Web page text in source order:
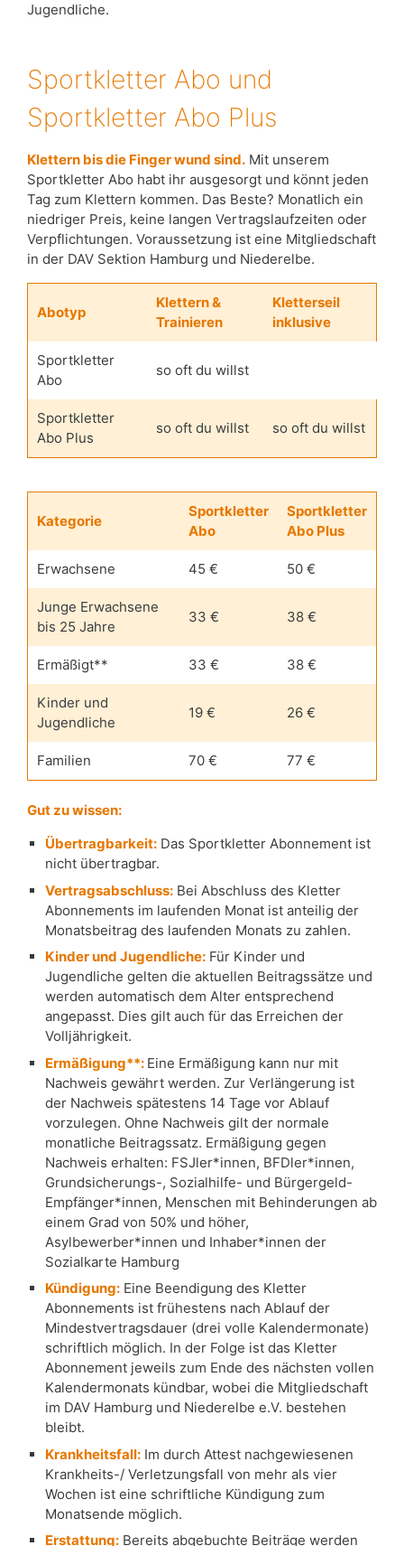
Jugendliche.
Sportkletter Abo und
Sportkletter Abo Plus
Klettern bis die Finger wund sind. Mit unserem
Sportkletter Abo habt ihr ausgesorgt und könnt jeden
Tag zum Klettern kommen. Das Beste? Monatlich ein
niedriger Preis, keine langen Vertragslaufzeiten oder
Verpflichtungen. Voraussetzung ist eine Mitgliedschaft
in der DAV Sektion Hamburg und Niederelbe.
Abotyp
Klettern &
Trainieren
Kletterseil
inklusive
Sportkletter
Abo
so oft du willst
Sportkletter
Abo Plus
so oft du willst so oft du willst
Kategorie
Sportkletter
Abo
Sportkletter
Abo Plus
Erwachsene 45 € 50 €
Junge Erwachsene
bis 25 Jahre
33 € 38 €
Ermäßigt** 33 € 38 €
Kinder und
Jugendliche
19 € 26 €
Familien 70 € 77 €
Gut zu wissen:
Übertragbarkeit: Das Sportkletter Abonnement ist
nicht übertragbar.
Vertragsabschluss: Bei Abschluss des Kletter
Abonnements im laufenden Monat ist anteilig der
Monatsbeitrag des laufenden Monats zu zahlen.
Kinder und Jugendliche: Für Kinder und
Jugendliche gelten die aktuellen Beitragssätze und
werden automatisch dem Alter entsprechend
angepasst. Dies gilt auch für das Erreichen der
Volljährigkeit.
Ermäßigung**: Eine Ermäßigung kann nur mit
Nachweis gewährt werden. Zur Verlängerung ist
der Nachweis spätestens 14 Tage vor Ablauf
vorzulegen. Ohne Nachweis gilt der normale
monatliche Beitragssatz. Ermäßigung gegen
Nachweis erhalten: FSJler*innen, BFDler*innen,
Grundsicherungs-, Sozialhilfe- und Bürgergeld-
Empfänger*innen, Menschen mit Behinderungen ab
einem Grad von 50% und höher,
Asylbewerber*innen und Inhaber*innen der
Sozialkarte Hamburg
Kündigung: Eine Beendigung des Kletter
Abonnements ist frühestens nach Ablauf der
Mindestvertragsdauer (drei volle Kalendermonate)
schriftlich möglich. In der Folge ist das Kletter
Abonnement jeweils zum Ende des nächsten vollen
Kalendermonats kündbar, wobei die Mitgliedschaft
im DAV Hamburg und Niederelbe e.V. bestehen
bleibt.
Krankheitsfall: Im durch Attest nachgewiesenen
Krankheits-/ Verletzungsfall von mehr als vier
Wochen ist eine schriftliche Kündigung zum
Monatsende möglich.
Erstattung: Bereits abgebuchte Beiträge werden